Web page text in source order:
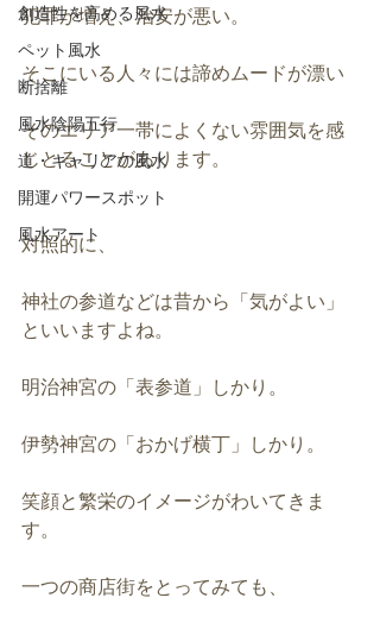
創造性を高める風水
ペット風水
断捨離
風水陰陽五行
道・キャリアの風水
開運パワースポット
風水アート
犯罪が増え、治安が悪い。
そこにいる人々には諦めムードが漂い
そのエリア一帯によくない雰囲気を感
じとることがあります。
対照的に、
神社の参道などは昔から「気がよい」
といいますよね。
明治神宮の「表参道」しかり。
伊勢神宮の「おかげ横丁」しかり。
笑顔と繁栄のイメージがわいてきま
す。
一つの商店街をとってみても、